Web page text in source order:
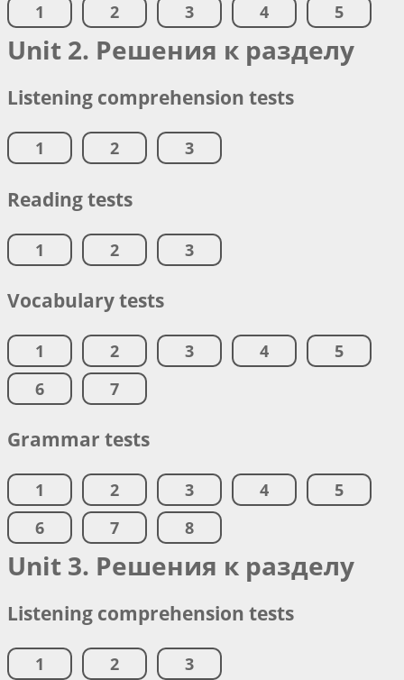
1 2 3 4 5
Unit 2. Решения к разделу
Listening comprehension tests
1 2 3
Reading tests
1 2 3
Vocabulary tests
1 2 3 4
5
6
7
Grammar tests
1 2 3 4
5
6
7 8
Unit 3. Решения к разделу
Listening comprehension tests
1 2 3